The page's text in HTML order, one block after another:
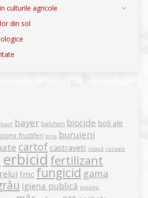
culturile agricole
din sol
basf bayer belchim biocide boli ale
fructiferi bros buruieni
cartof castraveti ceapă cereale
erbicidfertilizant
fmc fungicid gama
igiena publică innvigo